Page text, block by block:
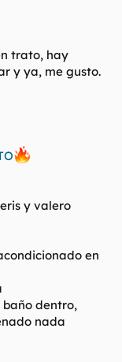
trato, hay
y ya, me gusto.
y valero
en
baño dentro,
nada